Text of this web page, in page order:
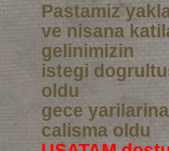
Pastamiz
ve nisana
gelinimizin
istegi
oldu
gece
calisma oldu